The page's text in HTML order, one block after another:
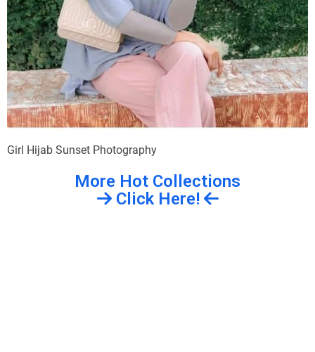
Girl Hijab Sunset Photography
More Hot Collections
Click Here!